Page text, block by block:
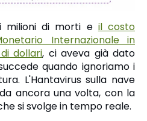
milioni di morti e il costo
Internazionale in
dollari, ci aveva già dato
quando ignoriamo i
L'Hantavirus sulla nave
ancora una volta, con la
si svolge in tempo reale.